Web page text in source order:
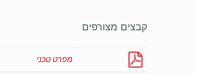
קבצים מצורפים
מפרט טכני